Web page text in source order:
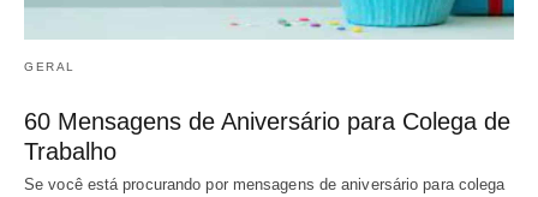
GERAL
60 Mensagens de Aniversário para Colega de
Trabalho
Se você está procurando por mensagens de aniversário para colega